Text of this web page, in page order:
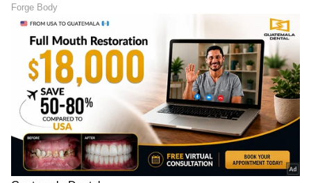
ABOUT THE AUTHOR
Chethan Kumar
ಎಲೆಕ್ಟ್ರಾನಿಕ್, ಡಿಜಿಟಲ್ ಮಾಧ್ಯಮ ಸೇರಿ ಪತ್ರಿಕೋದ್ಯಮದಲ್ಲಿ 13
ವರ್ಷಗಳ ಅನುಭವ. ಊರು ಧರ್ಮಸ್ಥಳ. ಪತ್ರಿಕೋದ್ಯಮ
ಸ್ನಾತಕೋತ್ತರ ಪದವಿ ಪಡೆದಿದ್ದು ಉಜಿರೆ ಎಸ್‌ಡಿಎಂನಲ್ಲಿ. ಟಿವಿ9,
ಸ್ಟಾರ್ ಸ್ಪೋರ್ಟ್ಸ್‌ನಲ್ಲಿ ಕಾರ್ಯ ನಿರ್ವಹಿಸಿದ ಅನುಭವವಿದೆ.
ರಾಷ್ಟ್ರೀಯ, ಅಂತಾರಾಷ್ಟ್ರೀಯ, ಜಿಯೋ ಪಾಲಿಟಿಕ್ಸ್, ಆಟೋ, ಟೆಕ್,
ಸ್ಪೋರ್ಟ್ಸ್..ಏನೇ ಕೊಟ್ಟರೂ ಬರೆಯೋದು ನನ್ನ ಶಕ್ತಿ.
ಪ್ರಕಾಶ್ ರಾಜ್ ಹಿಂದೂ ಭಾರತ ಸುದ್ದಿ ಮನರಂಜನಾ ಸುದ್ದಿ